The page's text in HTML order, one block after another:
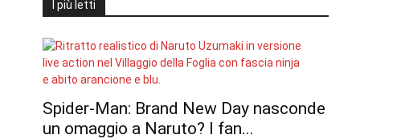
I più letti
Spider-Man: Brand New Day nasconde
un omaggio a Naruto? I fan...